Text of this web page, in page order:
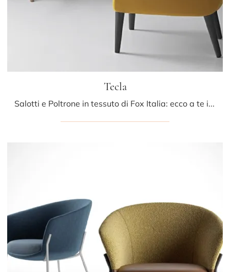
Tecla
Salotti e Poltrone in tessuto di Fox Italia: ecco a te il modello Tecla in tessuto per arricchire i tuoi spazi.